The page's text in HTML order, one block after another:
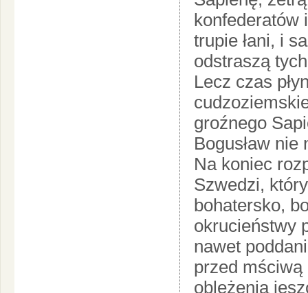
konfederatów
trupie łani, i
odstraszą
Lecz czas
groźnego
Bogusław nie
Na koniec
Szwedzi,
bohatersko,
okrucieństwy
nawet
przed
oblężenia